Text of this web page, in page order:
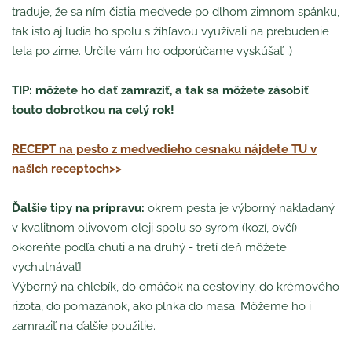
traduje, že sa ním čistia medvede po dlhom zimnom spánku,
tak isto aj ľudia ho spolu s žíhľavou využívali na prebudenie
tela po zime. Určite vám ho odporúčame vyskúšať ;)
TIP: môžete ho dať zamraziť, a tak sa môžete zásobiť
touto dobrotkou na celý rok!
RECEPT na pesto z medvedieho cesnaku nájdete TU v
našich receptoch>>
Ďalšie tipy na prípravu: okrem pesta je výborný nakladaný
v kvalitnom olivovom oleji spolu so syrom (kozí, ovčí) -
okoreňte podľa chuti a na druhý - tretí deň môžete
vychutnávať!
Výborný na chlebík, do omáčok na cestoviny, do krémového
rizota, do pomazánok, ako plnka do mäsa. Môžeme ho i
zamraziť na ďalšie použitie.